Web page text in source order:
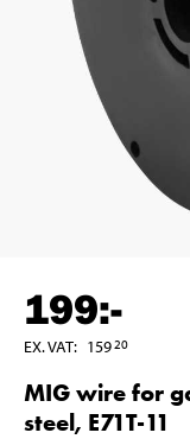
199:-
EX. VAT: 15920
MIG wire for
steel, E71T-11